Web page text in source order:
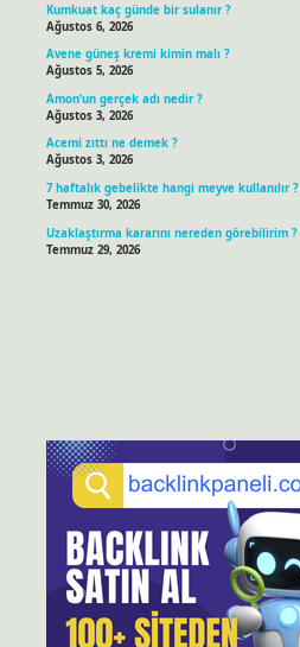
Kumkuat kaç günde bir sulanır ?
Ağustos 6, 2026
Avene güneş kremi kimin malı ?
Ağustos 5, 2026
Amon’un gerçek adı nedir ?
Ağustos 3, 2026
Acemi zıttı ne demek ?
Ağustos 3, 2026
7 haftalık gebelikte hangi meyve kullanılır ?
Temmuz 30, 2026
Uzaklaştırma kararını nereden görebilirim ?
Temmuz 29, 2026